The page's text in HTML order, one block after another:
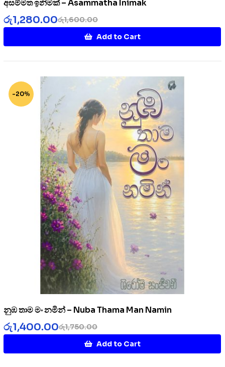
අසම්මත ඉනිමක් – Asammatha Inimak
රු1,600.00
රු1,280.00
Add to Cart
-20%
නුඹ තාම මං නමින් – Nuba Thama Man Namin
රු1,750.00
රු1,400.00
Add to Cart